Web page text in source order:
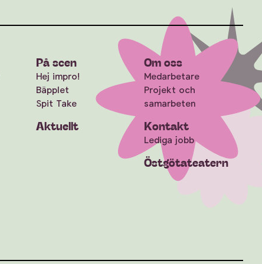
På scen
Hej impro!
Bäpplet
Spit Take
Aktuellt
Om oss
Medarbetare
Projekt och
samarbeten
Kontakt
Lediga jobb
Östgötateatern